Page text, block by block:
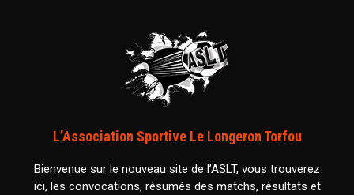
L’Association Sportive Le Longeron Torfou
Bienvenue sur le nouveau site de l’ASLT, vous trouverez
ici, les convocations, résumés des matchs, résultats et